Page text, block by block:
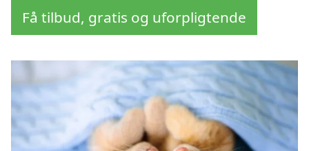
Få tilbud, gratis og uforpligtende